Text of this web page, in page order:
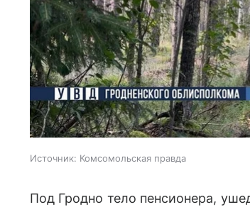
Источник: Комсомольская правда
Под Гродно тело пенсионера,